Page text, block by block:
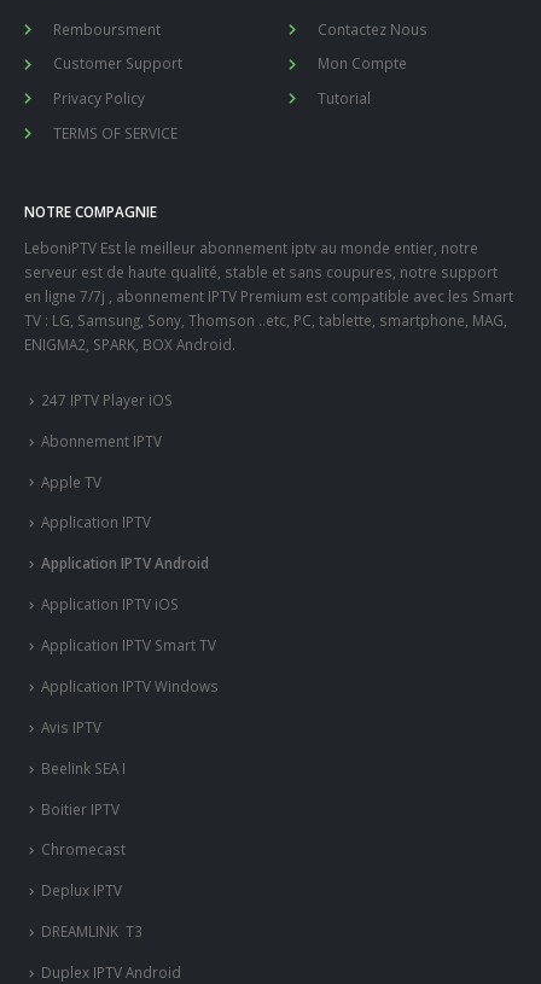
Remboursment
Customer Support
Privacy Policy
TERMS OF SERVICE
Contactez Nous
Mon Compte
Tutorial
NOTRE COMPAGNIE
LeboniPTV Est le meilleur abonnement iptv au monde entier, notre
serveur est de haute qualité, stable et sans coupures, notre support
en ligne 7/7j , abonnement IPTV Premium est compatible avec les Smart
TV : LG, Samsung, Sony, Thomson ..etc, PC, tablette, smartphone, MAG,
ENIGMA2, SPARK, BOX Android.
247 IPTV Player iOS
Abonnement IPTV
Apple TV
Application IPTV
Application IPTV Android
Application IPTV iOS
Application IPTV Smart TV
Application IPTV Windows
Avis IPTV
Beelink SEA I
Boitier IPTV
Chromecast
Deplux IPTV
DREAMLINK T3
Duplex IPTV Android